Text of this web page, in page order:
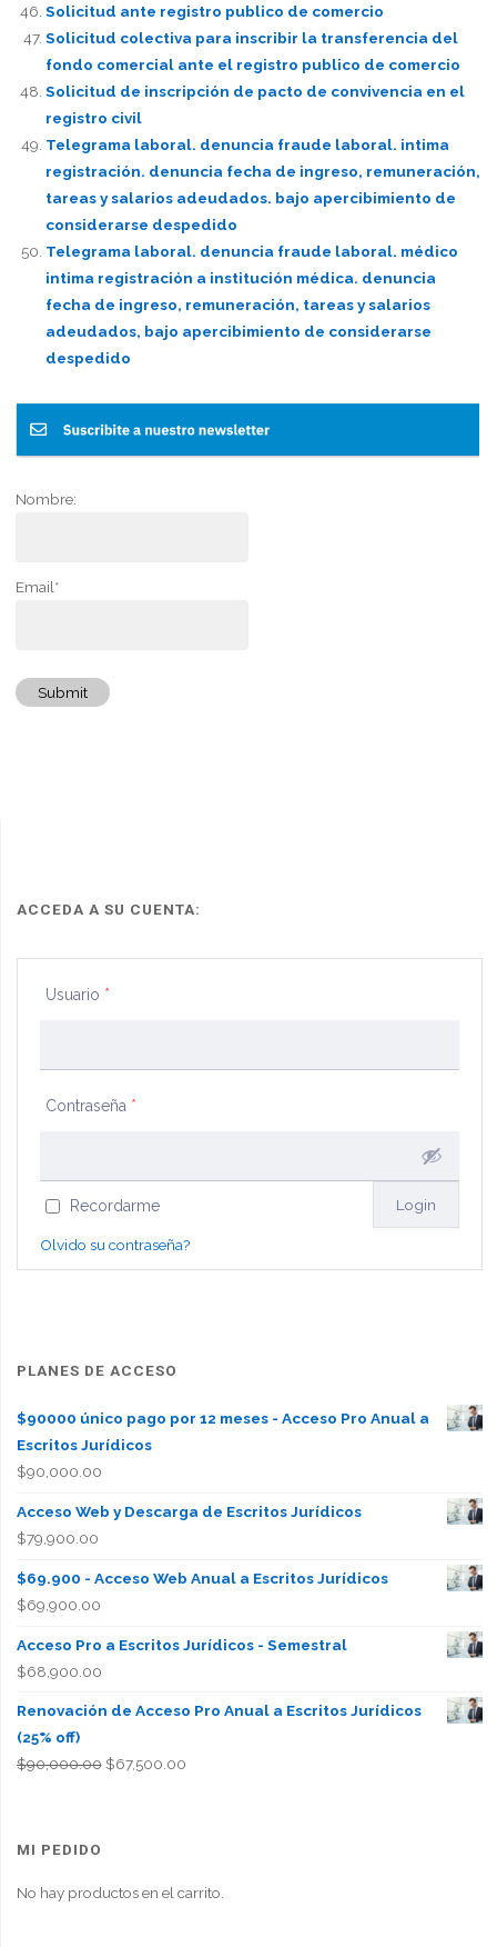
Solicitud ante registro publico de comercio
Solicitud colectiva para inscribir la transferencia del
fondo comercial ante el registro publico de comercio
Solicitud de inscripción de pacto de convivencia en el
registro civil
Telegrama laboral. denuncia fraude laboral. intima
registración. denuncia fecha de ingreso, remuneración,
tareas y salarios adeudados. bajo apercibimiento de
considerarse despedido
Telegrama laboral. denuncia fraude laboral. médico
intima registración a institución médica. denuncia
fecha de ingreso, remuneración, tareas y salarios
adeudados, bajo apercibimiento de considerarse
despedido
Nombre:
Email*
Submit
ACCEDA A SU CUENTA:
Usuario *
Contraseña *
Recordarme
Olvido su contraseña?
PLANES DE ACCESO
$90000 único pago por 12 meses - Acceso Pro Anual a
Escritos Jurídicos
$90,000.00
Acceso Web y Descarga de Escritos Jurídicos
$79,900.00
$69.900 - Acceso Web Anual a Escritos Jurídicos
$69,900.00
Acceso Pro a Escritos Jurídicos - Semestral
$68,900.00
Renovación de Acceso Pro Anual a Escritos Jurídicos
(25% off)
$90,000.00 El
$67,500.00El
MI PEDIDO
No hay productos en el carrito.